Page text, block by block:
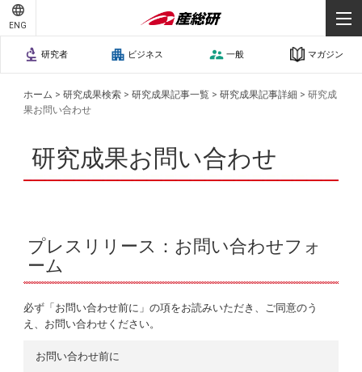
ENG
研究者 ビジネス 一般 マガジン
ホーム >研究成果検索 >研究成果記事一覧 >研究成果記事詳細 >研究成
果お問い合わせ
研究成果お問い合わせ
プレスリリース：お問い合わせフォ
ーム
必ず「お問い合わせ前に」の項をお読みいただき、ご同意のう
え、お問い合わせください。
お問い合わせ前に